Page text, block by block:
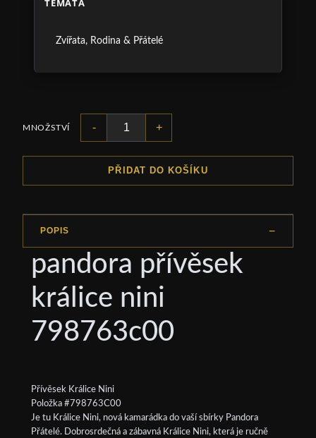
TÉMATA
Zvířata, Rodina & Přátelé
MNOŽSTVÍ - +
PŘIDAT DO KOŠÍKU
POPIS
pandora přívěsek
králice nini
798763c00
Přívěsek Králice Nini
Položka #798763C00
Je tu Králice Nini, nová kamarádka do vaší sbírky Pandora
Přátelé. Dobrosrdečná a zábavná Králice Nini, která je ručně